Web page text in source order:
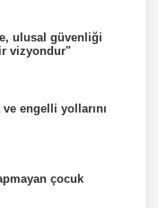
ulusal güvenliği
vizyondur"
engelli yollarını
çocuk